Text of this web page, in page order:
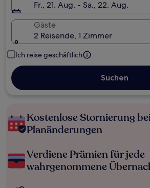
Fr., 21. Aug. - Sa., 22. Aug.
Gäste
2 Reisende, 1 Zimmer
Ich reise geschäftlich
Suchen
Kostenlose Stornierung
Planänderungen
Verdiene Prämien für jede
wahrgenommene